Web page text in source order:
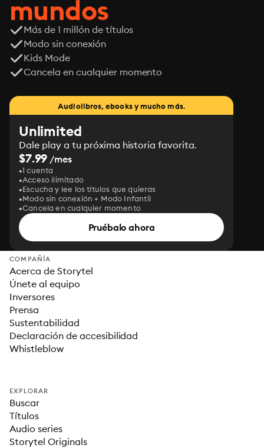
mundos
Más de 1 millón de títulos
Modo sin conexión
Kids Mode
Cancela en cualquier momento
Audiolibros, ebooks y mucho más.
Unlimited
Dale play a tu próxima historia favorita.
$7.99 /mes
1 cuenta
Acceso ilimitado
Escucha y lee los títulos que quieras
Modo sin conexión + Modo Infantil
Cancela en cualquier momento
Pruébalo ahora
COMPAÑÍA
Acerca de Storytel
Únete al equipo
Inversores
Prensa
Sustentabilidad
Declaración de accesibilidad
Whistleblow
EXPLORAR
Buscar
Títulos
Audio series
Storytel Originals